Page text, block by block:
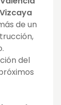
Vizcaya
de un
del